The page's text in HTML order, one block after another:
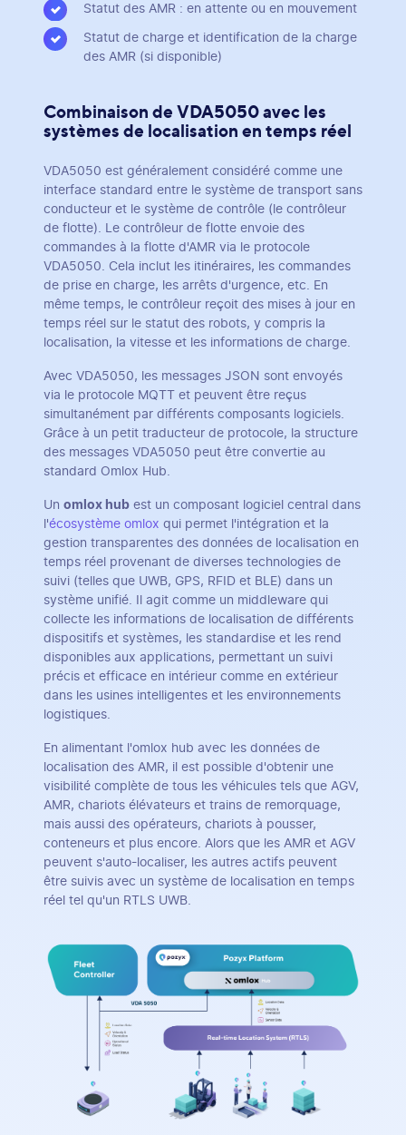
Statut des AMR : en attente ou en mouvement
Statut de charge et identification de la charge
des AMR (si disponible)
Combinaison de VDA5050 avec les
systèmes de localisation en temps réel
VDA5050 est généralement considéré comme une
interface standard entre le système de transport sans
conducteur et le système de contrôle (le contrôleur
de flotte). Le contrôleur de flotte envoie des
commandes à la flotte d'AMR via le protocole
VDA5050. Cela inclut les itinéraires, les commandes
de prise en charge, les arrêts d'urgence, etc. En
même temps, le contrôleur reçoit des mises à jour en
temps réel sur le statut des robots, y compris la
localisation, la vitesse et les informations de charge.
Avec VDA5050, les messages JSON sont envoyés
via le protocole MQTT et peuvent être reçus
simultanément par différents composants logiciels.
Grâce à un petit traducteur de protocole, la structure
des messages VDA5050 peut être convertie au
standard Omlox Hub.
Un omlox hub est un composant logiciel central dans
l'écosystème omlox qui permet l'intégration et la
gestion transparentes des données de localisation en
temps réel provenant de diverses technologies de
suivi (telles que UWB, GPS, RFID et BLE) dans un
système unifié. Il agit comme un middleware qui
collecte les informations de localisation de différents
dispositifs et systèmes, les standardise et les rend
disponibles aux applications, permettant un suivi
précis et efficace en intérieur comme en extérieur
dans les usines intelligentes et les environnements
logistiques.
En alimentant l'omlox hub avec les données de
localisation des AMR, il est possible d'obtenir une
visibilité complète de tous les véhicules tels que AGV,
AMR, chariots élévateurs et trains de remorquage,
mais aussi des opérateurs, chariots à pousser,
conteneurs et plus encore. Alors que les AMR et AGV
peuvent s'auto-localiser, les autres actifs peuvent
être suivis avec un système de localisation en temps
réel tel qu'un RTLS UWB.